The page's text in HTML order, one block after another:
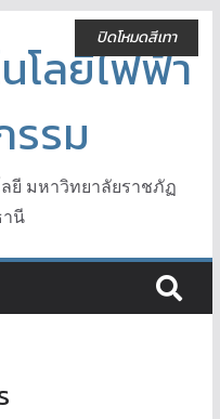
โลยีไฟฟ้า
รม
ยี มหาวิทยาลัยราชภัฏ
นี
ปิดโหมดสีเทา